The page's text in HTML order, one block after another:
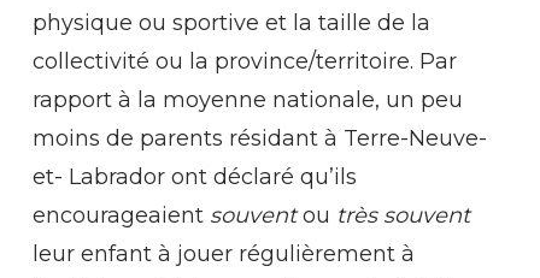
physique ou sportive et la taille de la
collectivité ou la province/territoire. Par
rapport à la moyenne nationale, un peu
moins de parents résidant à Terre-Neuve-
et- Labrador ont déclaré qu’ils
encourageaient souventou très souvent
leur enfant à jouer régulièrement à